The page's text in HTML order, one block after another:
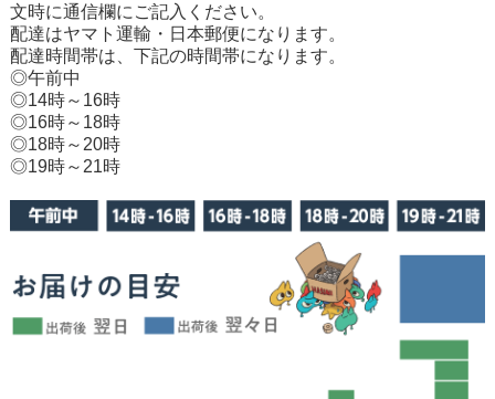
文時に通信欄にご記入ください。
配達はヤマト運輸・日本郵便になります。
配達時間帯は、下記の時間帯になります。
◎午前中
◎14時～16時
◎16時～18時
◎18時～20時
◎19時～21時